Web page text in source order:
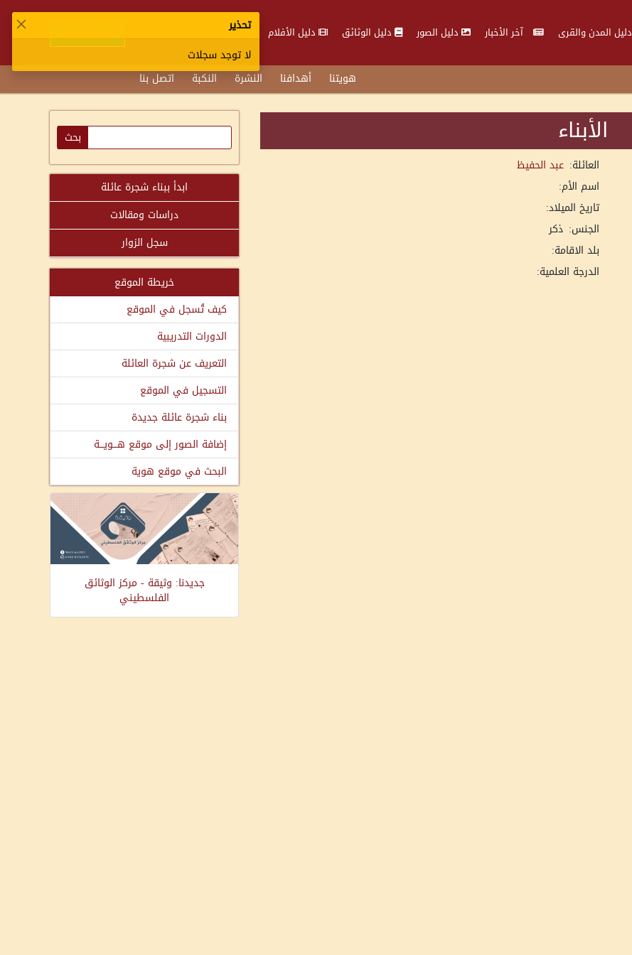
دليل المدن والقرى آخر الأخبار دليل الصور دليل الوثائق دليل الأفلام تابعنا
هويتنا أهدافنا النشرة النكبة اتصل بنا
الأبناء
العائلة: عبد الحفيظ
اسم الأم:
تاريخ الميلاد:
الجنس: ذكر
بلد الاقامة:
الدرجة العلمية:
ابدأ ببناء شجرة عائلة
دراسات ومقالات
سجل الزوار
خريطة الموقع
كيف تُسجل في الموقع
الدورات التدريبية
التعريف عن شجرة العائلة
التسجيل في الموقع
بناء شجرة عائلة جديدة
إضافة الصور إلى موقع هـــويـــة
البحث في موقع هوية
جديدنا: وثيقة - مركز الوثائق
الفلسطيني
تحذير
لا توجد سجلات